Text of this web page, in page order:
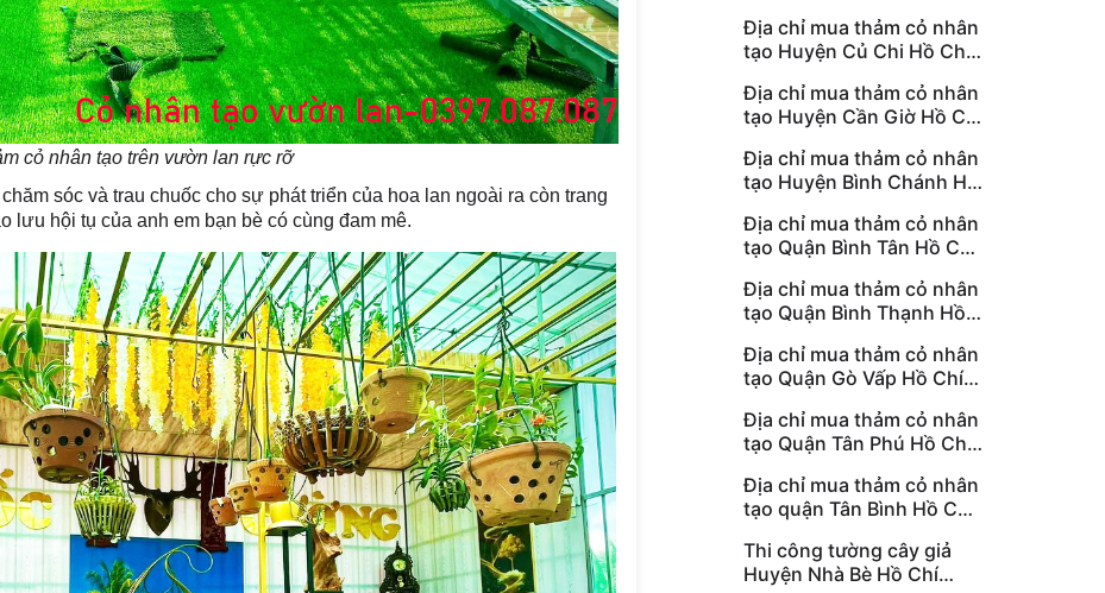
cỏ nhân tạo trên vườn lan rực rỡ
sóc và trau chuốc cho sự phát triển của hoa lan ngoài ra còn trang
lưu hội tụ của anh em bạn bè có cùng đam mê.
Địa chỉ mua thảm cỏ nhân
tạo Huyện Củ Chi Hồ Chí
Địa chỉ mua thảm cỏ nhân
tạo Huyện Cần Giờ Hồ Chí
Địa chỉ mua thảm cỏ nhân
tạo Huyện Bình Chánh Hồ
Địa chỉ mua thảm cỏ nhân
tạo Quận Bình Tân Hồ Chí
Địa chỉ mua thảm cỏ nhân
tạo Quận Bình Thạnh Hồ
Địa chỉ mua thảm cỏ nhân
tạo Quận Gò Vấp Hồ Chí
Địa chỉ mua thảm cỏ nhân
tạo Quận Tân Phú Hồ Chí
Địa chỉ mua thảm cỏ nhân
tạo quận Tân Bình Hồ Chí
Thi công tường cây giả
Huyện Nhà Bè Hồ Chí